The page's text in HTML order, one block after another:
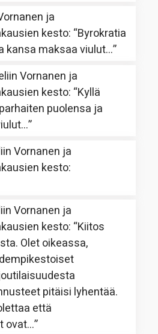
ja
kesto: “Byrokratia
kansa maksaa viulut…”
Vornanen ja
kesto: “Kyllä
puolensa ja
”
Vornanen ja
kesto:
Vornanen ja
kesto: “Kiitos
Olet oikeassa,
pitäisi lyhentää.
että
ovat…”